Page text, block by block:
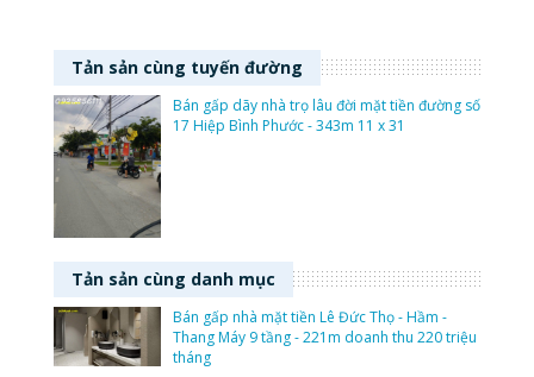
Tản sản cùng tuyến đường
Bán gấp dãy nhà trọ lâu đời mặt tiền đường số
17 Hiệp Bình Phước - 343m 11 x 31
Tản sản cùng danh mục
Bán gấp nhà mặt tiền Lê Đức Thọ - Hầm -
Thang Máy 9 tầng - 221m doanh thu 220 triệu
tháng